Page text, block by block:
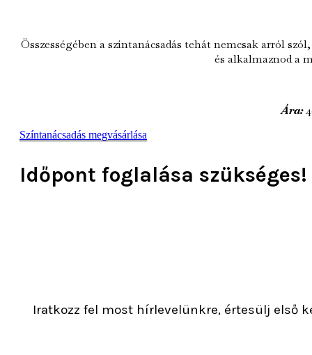
Összességében a színtanácsadás tehát nemcsak arról
és alkalmaznod a
Ára:
Színtanácsadás megvásárlása
Időpont foglalása szükséges!
Iratkozz fel most hírlevelünkre, értesülj első